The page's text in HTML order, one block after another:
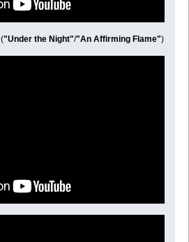
("Under the Night"/"An Affirming Flame")